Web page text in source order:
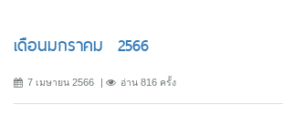
เดือนมกราคม 2566
7 เมษายน 2566 อ่าน 816 ครั้ง